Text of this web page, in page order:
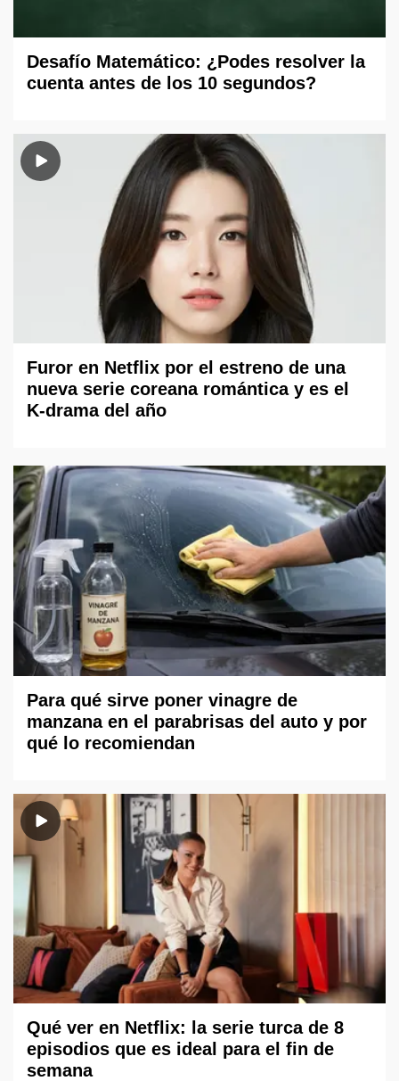
Desafío Matemático: ¿Podes resolver la
cuenta antes de los 10 segundos?
Furor en Netflix por el estreno de una
nueva serie coreana romántica y es el
K-drama del año
Para qué sirve poner vinagre de
manzana en el parabrisas del auto y por
qué lo recomiendan
Qué ver en Netflix: la serie turca de 8
episodios que es ideal para el fin de
semana